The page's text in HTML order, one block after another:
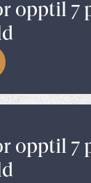
opptil 7
opptil 7